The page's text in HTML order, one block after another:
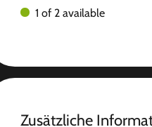
1 of 2 available
Zusätzliche